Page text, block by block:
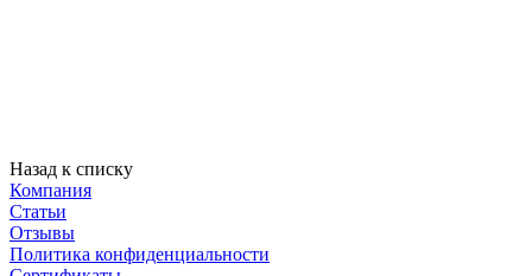
Назад к списку
Компания
Статьи
Отзывы
Политика конфиденциальности